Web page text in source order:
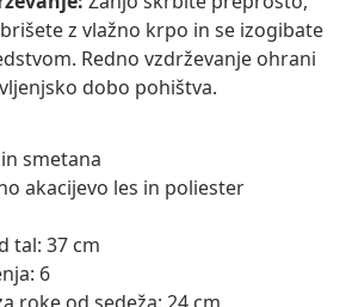
z vlažno krpo in se izogibate
Redno vzdrževanje ohrani
dobo pohištva.
smetana
akacijevo les in poliester
tal: 37 cm
6